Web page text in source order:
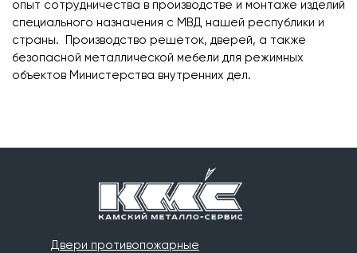
опыт сотрудничества в производстве и монтаже изделий
специального назначения с МВД нашей республики и
страны. Производство решеток, дверей, а также
безопасной металлической мебели для режимных
объектов Министерства внутренних дел.
Двери противопожарные